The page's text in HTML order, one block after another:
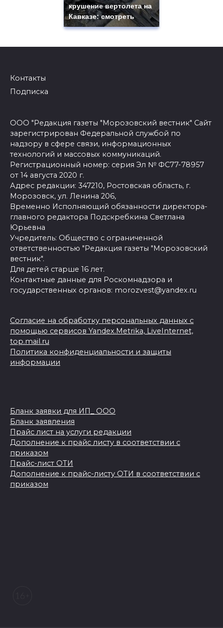
крушение вертолета на
Кавказе: смотреть
Контакты
Подписка
ООО "Редакция газеты "Морозовский вестник" Сайт
зарегистрирован Федеральной службой по
надзору в сфере связи, информационных
технологий и массовых коммуникаций.
Регистрационный номер: серия Эл № ФС77-78957
от 14 августа 2020 г.
Адрес редакции: 347210, Ростовская область, г.
Морозовск, ул. Ленина 206,
Временно Исполняющий обязанности директора-
главного редактора Подскребкина Светлана
Юрьевна
Учредитель: Общество с ограниченной
ответственностью "Редакция газеты "Морозовский
вестник".
Для детей старше 16 лет.
Контактные данные для Роскомнадзора и
государственных органов: morozvest@yandex.ru
Согласие на обработку персональных данных с
помощью сервисов Yandex.Metrika, LiveInternet,
top.mail.ru
Политика конфиденциальности и защиты
информации
Бланк заявки для ИП_ ООО
Бланк заявления
Прайс лист на услуги редакции
Дополнение к прайс листу в соответствии с
приказом
Прайс-лист ОТИ
Дополнение к прайс-листу ОТИ в соответствии с
приказом